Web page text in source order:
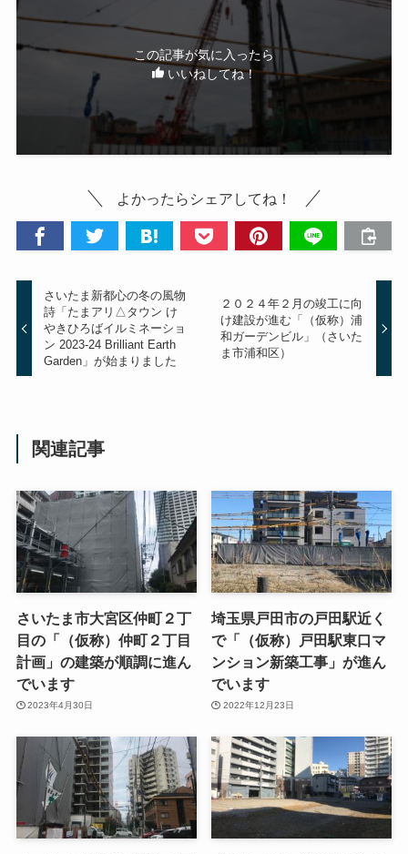
この記事が気に入ったら
いいねしてね！
よかったらシェアしてね！
さいたま新都心の冬の風物
詩「たまアリ△タウン け
やきひろばイルミネーショ
ン 2023-24 Brilliant Earth
Garden」が始まりました
２０２４年２月の竣工に向
け建設が進む「（仮称）浦
和ガーデンビル」（さいた
ま市浦和区）
関連記事
さいたま市大宮区仲町２丁
目の「（仮称）仲町２丁目
計画」の建築が順調に進ん
でいます
2023年4月30日
埼玉県戸田市の戸田駅近く
で「（仮称）戸田駅東口マ
ンション新築工事」が進ん
でいます
2022年12月23日